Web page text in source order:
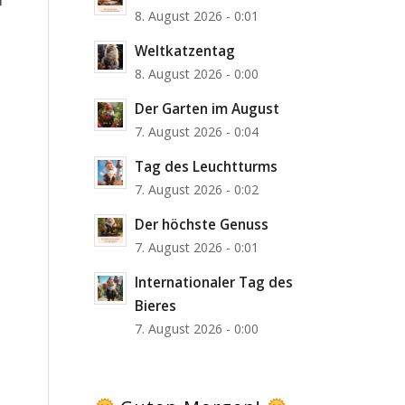
8. August 2026 - 0:01
Weltkatzentag
8. August 2026 - 0:00
Der Garten im August
7. August 2026 - 0:04
Tag des Leuchtturms
7. August 2026 - 0:02
Der höchste Genuss
7. August 2026 - 0:01
Internationaler Tag des
Bieres
7. August 2026 - 0:00